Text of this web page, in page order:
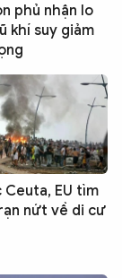
phủ nhận lo
khí suy giảm
Ceuta, EU tìm
nứt về di cư